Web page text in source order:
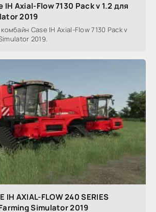
IH Axial-Flow 7130 Pack v 1.2 для
2019
Case IH Axial-Flow 7130 Pack v
2019.
IH AXIAL-FLOW 240 SERIES
Simulator 2019